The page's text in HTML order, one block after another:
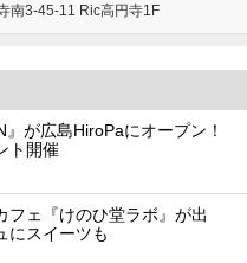
南3-45-11 Ric高円寺1F
が広島HiroPaにオープン！
ト開催
フェ『けのひ堂ラボ』が出
にスイーツも